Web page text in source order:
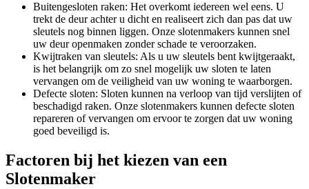
Buitengesloten raken: Het overkomt iedereen wel eens. U
trekt de deur achter u dicht en realiseert zich dan pas dat uw
sleutels nog binnen liggen. Onze slotenmakers kunnen snel
uw deur openmaken zonder schade te veroorzaken.
Kwijtraken van sleutels: Als u uw sleutels bent kwijtgeraakt,
is het belangrijk om zo snel mogelijk uw sloten te laten
vervangen om de veiligheid van uw woning te waarborgen.
Defecte sloten: Sloten kunnen na verloop van tijd verslijten of
beschadigd raken. Onze slotenmakers kunnen defecte sloten
repareren of vervangen om ervoor te zorgen dat uw woning
goed beveiligd is.
Factoren bij het kiezen van een
Slotenmaker